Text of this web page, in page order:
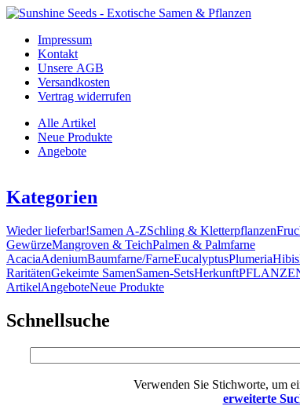
Impressum
Kontakt
Unsere AGB
Versandkosten
Vertrag widerrufen
Alle Artikel
Neue Produkte
Angebote
Kategorien
Wieder lieferbar!Samen A-ZSchling & Kletterpflanzen
GewürzeMangroven & TeichPalmen & Palmfarne
AcaciaAdeniumBaumfarne/FarneEucalyptusPlumeria
RaritätenGekeimte SamenSamen-SetsHerkunft
ArtikelAngeboteNeue Produkte
Schnellsuche
Verwenden Sie Stichworte, um
erweiterte